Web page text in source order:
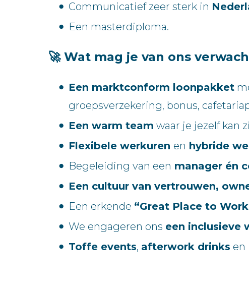
Communicatief zeer sterk in
Een masterdiploma.
🚀 Wat mag je van ons
Een marktconform loonpakket
groepsverzekering, bonus,
Een warm team waar je jezelf kan
Flexibele werkuren en hybride
Begeleiding van een manager én
Een cultuur van vertrouwen,
Een erkende “Great Place to
We engageren ons een inclusieve
Toffe events, afterwork drinks en